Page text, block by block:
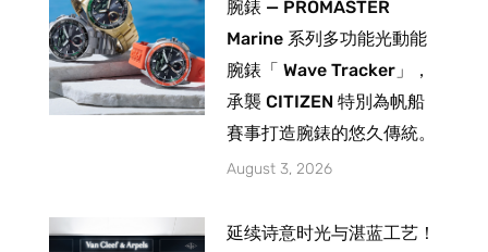
腕錶 — PROMASTER
Marine 系列多功能光動能
腕錶「 Wave Tracker」，
承襲 CITIZEN 特別為帆船
賽事打造腕錶的悠久傳統。
August 3, 2026
延续诗意时光与湛蓝工艺！